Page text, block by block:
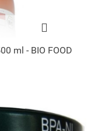
ml - BIO FOOD